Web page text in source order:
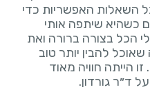
השאלות האפשריות כדי
כשהיא שיתפה אותי
הכל בצורה ברורה ואת
להבין יותר טוב
הייתה חוויה מאוד
ד״ר גורדון.